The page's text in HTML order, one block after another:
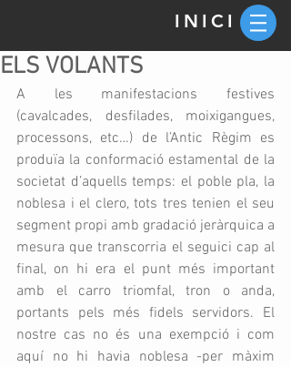
INICI
ELS VOLANTS
A les manifestacions festives
(cavalcades, desfilades, moixigangues,
processons, etc…) de l’Antic Règim es
produïa la conformació estamental de la
societat d’aquells temps: el poble pla, la
noblesa i el clero, tots tres tenien el seu
segment propi amb gradació jeràrquica a
mesura que transcorria el seguici cap al
final, on hi era el punt més important
amb el carro triomfal, tron o anda,
portants pels més fidels servidors. El
nostre cas no és una exempció i com
aquí no hi havia noblesa -per màxim